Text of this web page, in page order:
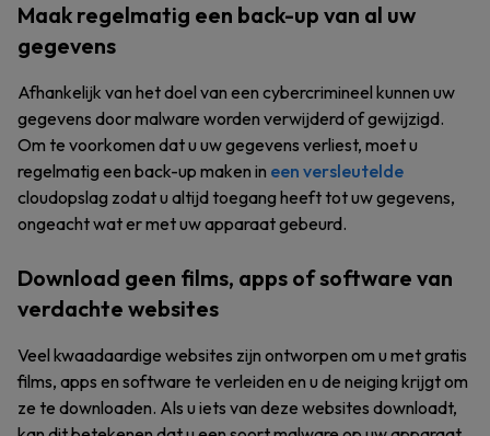
Maak regelmatig een back-up van al uw
gegevens
Afhankelijk van het doel van een cybercrimineel kunnen uw
gegevens door malware worden verwijderd of gewijzigd.
Om te voorkomen dat u uw gegevens verliest, moet u
regelmatig een back-up maken in een versleutelde
cloudopslag zodat u altijd toegang heeft tot uw gegevens,
ongeacht wat er met uw apparaat gebeurd.
Download geen films, apps of software van
verdachte websites
Veel kwaadaardige websites zijn ontworpen om u met gratis
films, apps en software te verleiden en u de neiging krijgt om
ze te downloaden. Als u iets van deze websites downloadt,